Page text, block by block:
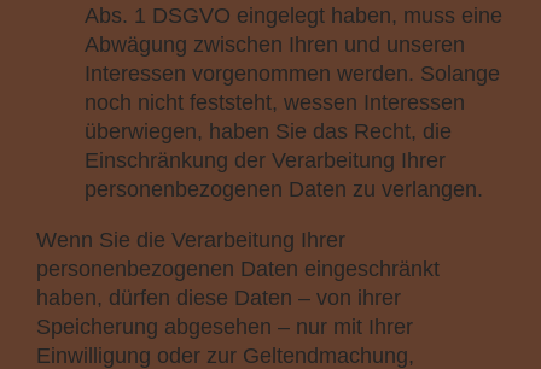
Abs. 1 DSGVO eingelegt haben, muss eine
Abwägung zwischen Ihren und unseren
Interessen vorgenommen werden. Solange
noch nicht feststeht, wessen Interessen
überwiegen, haben Sie das Recht, die
Einschränkung der Verarbeitung Ihrer
personenbezogenen Daten zu verlangen.
Wenn Sie die Verarbeitung Ihrer
personenbezogenen Daten eingeschränkt
haben, dürfen diese Daten – von ihrer
Speicherung abgesehen – nur mit Ihrer
Einwilligung oder zur Geltendmachung,